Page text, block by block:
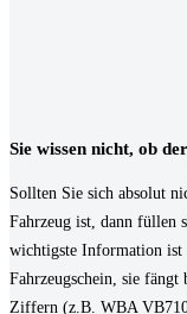
Sie wissen nicht, ob
Sollten Sie sich absolut
Fahrzeug ist, dann füllen
wichtigste Information ist
Fahrzeugschein, sie
Ziffern (z.B. WBA